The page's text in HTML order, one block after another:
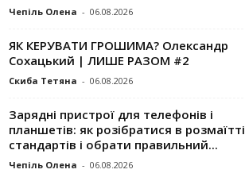
Чепіль Олена - 06.08.2026
ЯК КЕРУВАТИ ГРОШИМА? Олександр
Сохацький | ЛИШЕ РАЗОМ #2
Скиба Тетяна - 06.08.2026
Зарядні пристрої для телефонів і
планшетів: як розібратися в розмаїтті
стандартів і обрати правильний...
Чепіль Олена - 06.08.2026